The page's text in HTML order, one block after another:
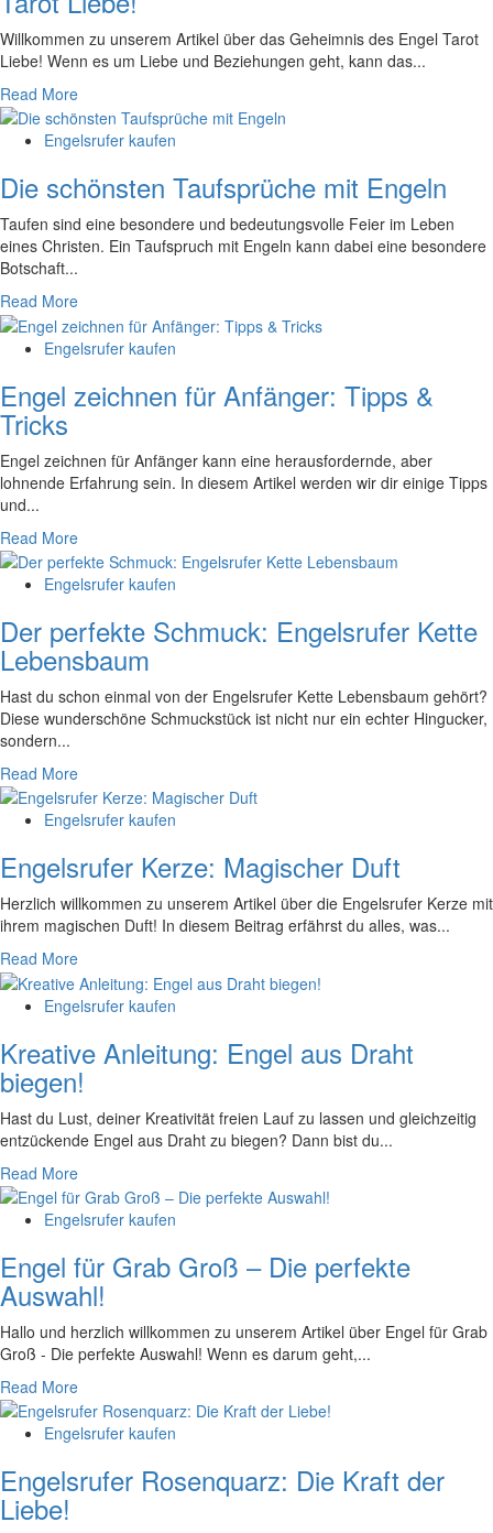
Willkommen​ zu unserem Artikel über das Geheimnis ‍des Engel Tarot
Liebe! Wenn es um Liebe und Beziehungen geht, kann das...
Read More
Engelsrufer kaufen
Die schönsten Taufsprüche mit Engeln
Taufen sind eine besondere und bedeutungsvolle‌ Feier im Leben⁤
eines ⁣Christen. ⁢Ein ⁤Taufspruch mit‍ Engeln kann dabei eine besondere
Botschaft...
Read More
Engelsrufer kaufen
Engel zeichnen für Anfänger: Tipps &
Tricks
Engel zeichnen​ für Anfänger kann eine herausfordernde, aber
lohnende Erfahrung sein. ⁣In⁢ diesem Artikel werden wir dir⁢ einige​ Tipps
und...
Read More
Engelsrufer kaufen
Der perfekte Schmuck: Engelsrufer Kette
Lebensbaum
Hast du schon ⁣einmal‍ von der Engelsrufer ​Kette Lebensbaum​ gehört?
⁣Diese wunderschöne Schmuckstück‌ ist nicht nur ein echter ‌Hingucker,
sondern...
Read More
Engelsrufer kaufen
Engelsrufer Kerze: Magischer Duft
Herzlich willkommen ⁣zu ⁢unserem Artikel über die Engelsrufer Kerze ‌mit
ihrem magischen Duft! In diesem Beitrag erfährst ⁢du alles, was...
Read More
Engelsrufer kaufen
Kreative Anleitung: Engel aus Draht
biegen!
Hast du Lust, deiner ⁣Kreativität freien Lauf zu⁤ lassen und gleichzeitig
⁤entzückende‍ Engel ⁢aus Draht ⁣zu biegen? Dann bist du...
Read More
Engelsrufer kaufen
Engel für Grab Groß – Die perfekte
Auswahl!
​Hallo und herzlich willkommen zu unserem Artikel über Engel für Grab
⁢Groß - Die perfekte Auswahl! Wenn ‌es darum geht,...
Read More
Engelsrufer kaufen
Engelsrufer Rosenquarz: Die Kraft der
Liebe!